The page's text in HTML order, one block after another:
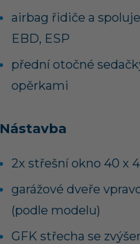
airbag řidiče a
EBD, ESP
přední otočné
opěrkami
Nástavba
2x střešní okno 40 x
garážové dveře
(podle modelu)
GFK střecha se